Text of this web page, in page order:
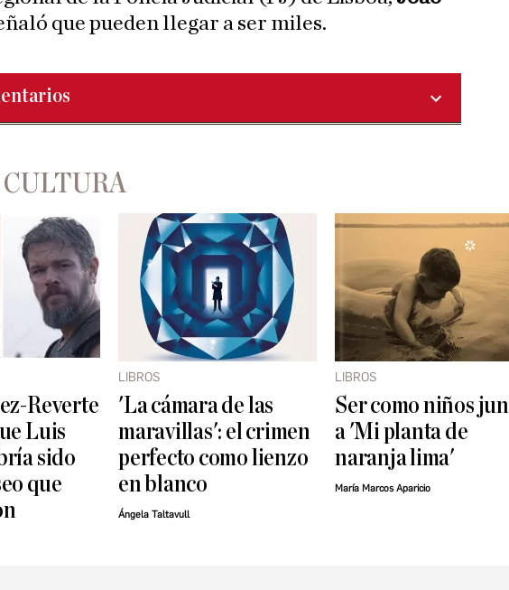
que pueden llegar a ser miles.
Reverte
Luis
sido
que
LIBROS
'La cámara de las
maravillas': el crimen
perfecto como lienzo
en blanco
Ángela Taltavull
LIBROS
Ser como niños
a 'Mi planta de
naranja lima'
María Marcos Aparicio